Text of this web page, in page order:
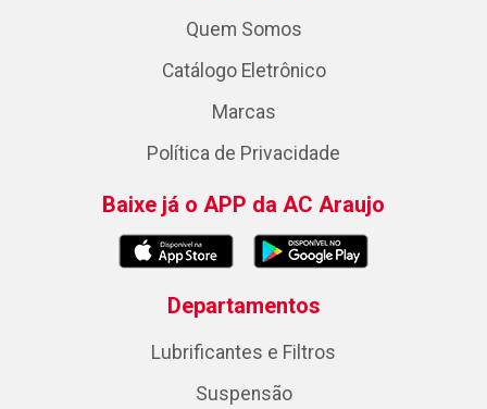
Quem Somos
Catálogo Eletrônico
Marcas
Política de Privacidade
Baixe já o APP da AC Araujo
Departamentos
Lubrificantes e Filtros
Suspensão